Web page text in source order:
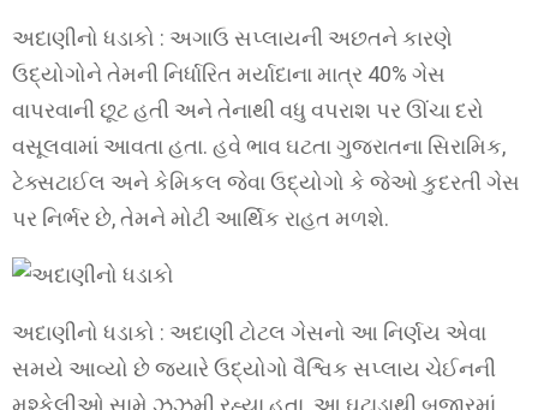
અદાણીનો ધડાકો : અગાઉ સપ્લાયની અછતને કારણે
ઉદ્યોગોને તેમની નિર્ધારિત મર્યાદાના માત્ર 40% ગેસ
વાપરવાની છૂટ હતી અને તેનાથી વધુ વપરાશ પર ઊંચા દરો
વસૂલવામાં આવતા હતા. હવે ભાવ ઘટતા ગુજરાતના સિરામિક,
ટેક્સટાઈલ અને કેમિકલ જેવા ઉદ્યોગો કે જેઓ કુદરતી ગેસ
પર નિર્ભર છે, તેમને મોટી આર્થિક રાહત મળશે.
અદાણીનો ધડાકો : અદાણી ટોટલ ગેસનો આ નિર્ણય એવા
સમયે આવ્યો છે જ્યારે ઉદ્યોગો વૈશ્વિક સપ્લાય ચેઈનની
મુશ્કેલીઓ સામે ઝઝૂમી રહ્યા હતા. આ ઘટાડાથી બજારમાં